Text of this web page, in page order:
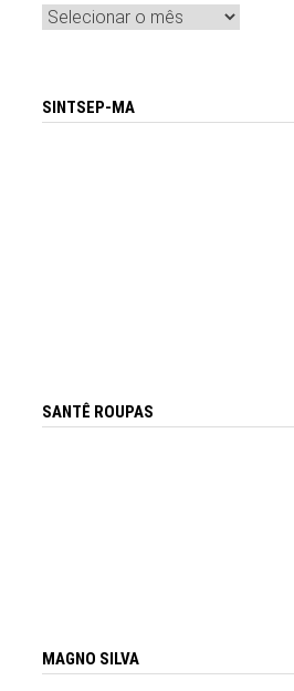
Arquivos
SINTSEP-MA
SANTÊ ROUPAS
MAGNO SILVA